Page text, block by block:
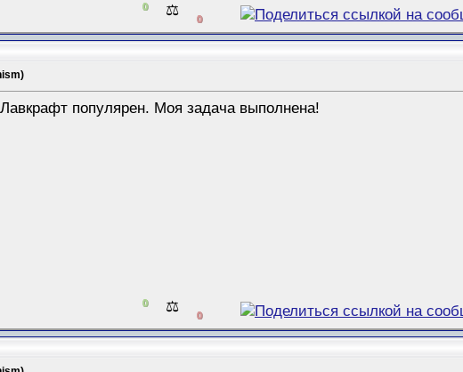
0 ⚖️ 0
популярен. Моя задача выполнена!
0 ⚖️ 0